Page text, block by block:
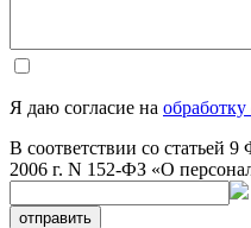
Я даю согласие на
В соответствии со статьей
2006 г. N 152-ФЗ «О
отправить